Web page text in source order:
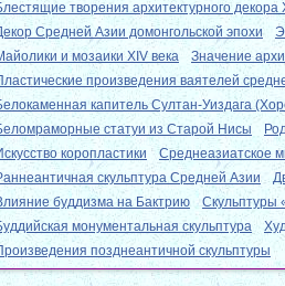
творения архитектурного декора
Средней Азии домонгольской эпохи
и мозаики XIV века
Значение
произведения ваятелей
капитель Султан-Уиздага
статуи из Старой Нисы
коропластики
Среднеазиатское
скульптура Средней Азии
буддизма на Бактрию
Скульптуры
монументальная скульптура
позднеантичной скульптуры